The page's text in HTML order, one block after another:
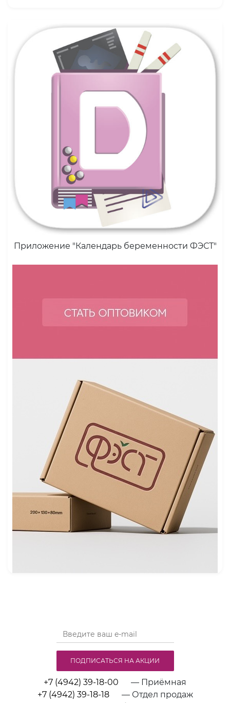
Приложение "Календарь беременности ФЭСТ"
+7 (4942) 39-18-00
— Приёмная
+7 (4942) 39-18-18
— Отдел продаж
ПОДПИСАТЬСЯ НА АКЦИИ